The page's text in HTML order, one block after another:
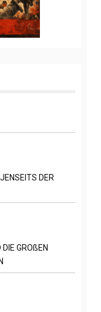
DER
GROßEN